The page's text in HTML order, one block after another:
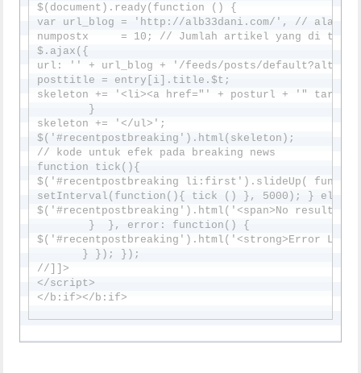
$(document).ready(function () {
var url_blog = 'http://alb33dani.com/', // alamat
numpostx     = 10; // Jumlah artikel yang di
$.ajax({
url: '' + url_blog + '/feeds/posts/
posttitle = entry[i].title.$t;
skeleton += '<li><a href="' + posturl + '"
        }
skeleton += '</ul>';
$('#recentpostbreaking').html(skeleton);
// kode untuk efek pada breaking news
function tick(){
$('#recentpostbreaking li:first').slideUp(
setInterval(function(){ tick () }, 5000); } else {
$('#recentpostbreaking').html('<span>No result!</
        }  }, error: function() {
$('#recentpostbreaking').html('<strong>Error
       } }); });
//]]>
</script>